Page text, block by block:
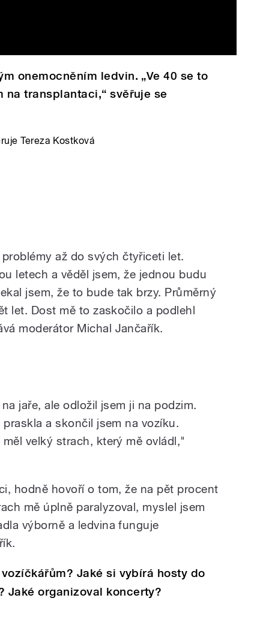
onemocněním ledvin. „Ve 40 se to
na transplantaci,“ svěřuje se
Tereza Kostková
až do svých čtyřiceti let.
letech a věděl jsem, že jednou budu
jsem, že to bude tak brzy. Průměrný
let. Dost mě to zaskočilo a podlehl
moderátor Michal Jančařík.
jaře, ale odložil jsem ji na podzim.
a skončil jsem na vozíku.
velký strach, který mě ovládl,"
hodně hovoří o tom, že na pět procent
mě úplně paralyzoval, myslel jsem
výborně a ledvina funguje
Jaké si vybírá hosty do
Jaké organizoval koncerty?